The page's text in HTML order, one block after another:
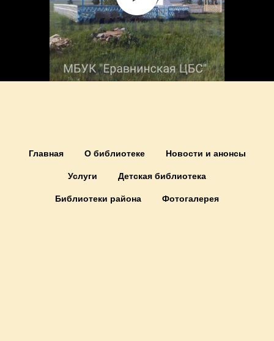
Главная О библиотеке Новости и анонсы
Услуги Детская библиотека
Библиотеки района Фотогалерея